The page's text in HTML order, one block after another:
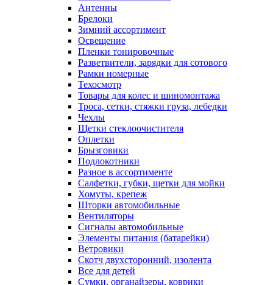
Антенны
Брелоки
Зимний ассортимент
Освещение
Пленки тонировочные
Разветвители, зарядки для сотового
Рамки номерные
Техосмотр
Товары для колес и шиномонтажа
Троса, сетки, стяжки груза, лебедки
Чехлы
Щетки стеклоочистителя
Оплетки
Брызговики
Подлокотники
Разное в ассортименте
Салфетки, губки, щетки для мойки
Хомуты, крепеж
Шторки автомобильные
Вентиляторы
Сигналы автомобильные
Элементы питания (батарейки)
Ветровики
Скотч двухсторонний, изолента
Все для детей
Сумки, органайзеры, коврики